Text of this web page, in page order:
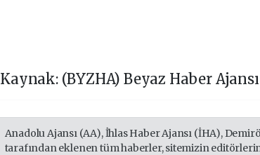
Kaynak: (BYZHA) Beyaz Haber Ajansı
Anadolu Ajansı (AA), İhlas Haber Ajansı (İHA),
tarafından eklenen tüm haberler, sitemizin